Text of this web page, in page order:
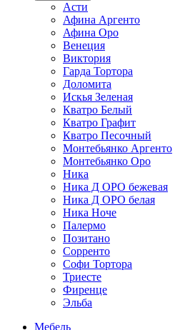
Асти
Афина Аргенто
Афина Оро
Венеция
Виктория
Гарда Тортора
Доломита
Искья Зеленая
Кватро Белый
Кватро Графит
Кватро Песочный
Монтебьянко Аргенто
Монтебьянко Оро
Ника
Ника Д ОРО бежевая
Ника Д ОРО белая
Ника Ноче
Палермо
Позитано
Сорренто
Софи Тортора
Триесте
Фиренце
Эльба
Мебель